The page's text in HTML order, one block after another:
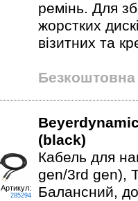
ремінь. Для
жорстких
візитних та
Безкоштовна
Артикул:
285294
(black)
Кабель для
gen/3rd gen),
Балансний,